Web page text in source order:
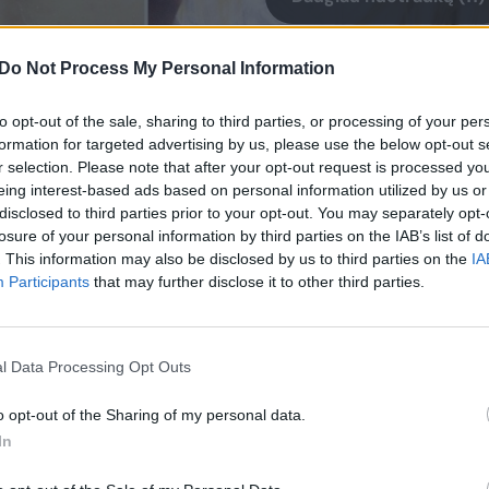
Do Not Process My Personal Information
opt-out of the sale, sharing to third parties, or processing of your
for targeted advertising by us, please use the below opt-out
selection. Please note that after your opt-out request is processed
interest-based ads based on personal information utilized by us
to third parties prior to your opt-out. You may separately
of your personal information by third parties on the IAB’s list of
This information may also be disclosed by us to third parties on the
Participants that may further disclose it to other third parties.
Data Processing Opt Outs
opt-out of the Sharing of my personal data.
naujienų portalas
kurie turi daugiausiai šansų iškovoti
pasitraukus Rūtai Meilutytei,
į iškovoti medalį 400 m
Lietuvis šių metų pasaulio reitinge
Detti, o pirmasis žengia kinas
mato vos vienas kalbintas
teigimu, lietuvis turi galimybių